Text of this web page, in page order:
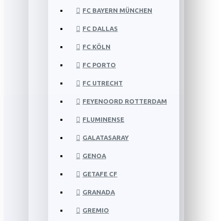
FC BAYERN MÜNCHEN
FC DALLAS
FC KÖLN
FC PORTO
FC UTRECHT
FEYENOORD ROTTERDAM
FLUMINENSE
GALATASARAY
GENOA
GETAFE CF
GRANADA
GREMIO